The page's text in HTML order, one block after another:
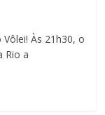
Às 21h30, o
Rio a